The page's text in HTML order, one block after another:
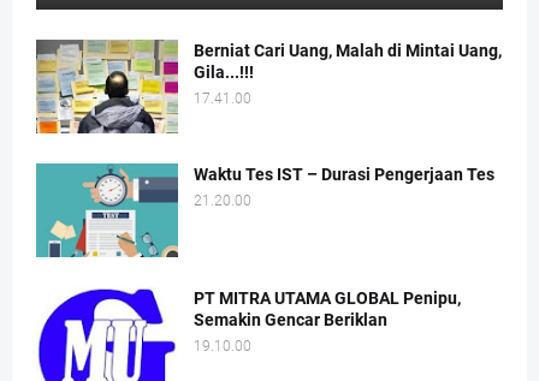
Berniat Cari Uang, Malah di Mintai Uang,
Gila...!!!
17.41.00
Waktu Tes IST – Durasi Pengerjaan Tes
21.20.00
PT MITRA UTAMA GLOBAL Penipu,
Semakin Gencar Beriklan
19.10.00